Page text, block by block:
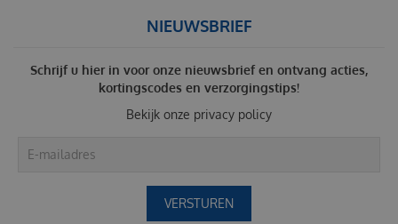
NIEUWSBRIEF
Schrijf u hier in voor onze nieuwsbrief en ontvang acties,
kortingscodes en verzorgingstips!
Bekijk onze privacy policy